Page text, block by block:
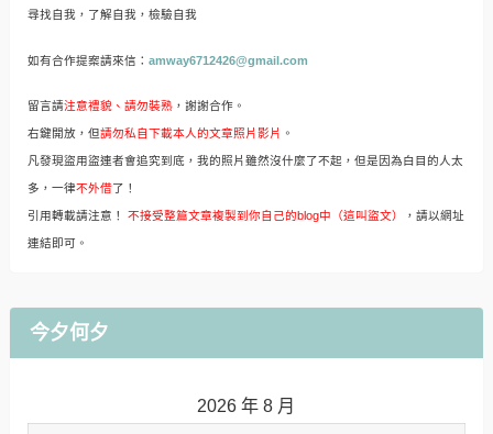
尋找自我，了解自我，檢驗自我
如有合作提案請來信： amway6712426@gmail.com
留言請注意禮貌、請勿裝熟，謝謝合作。
右鍵開放，但請勿私自下載本人的文章照片影片 。
凡發現盜用盜連者會追究到底，我的照片雖然沒什麼了不起，但是因為白目的人太
多，一律不外借了！
引用轉載請注意！ 不接受整篇文章複製到你自己的blog中（這叫盜文） ，請以網址
連結即可。
今夕何夕
2026 年 8 月